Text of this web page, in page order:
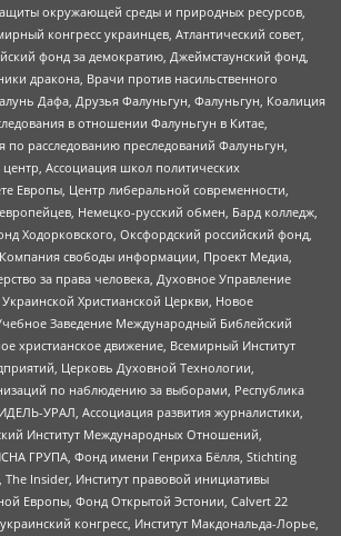
окружающей среды и природных ресурсов,
конгресс украинцев, Атлантический совет,
фонд за демократию, Джеймстаунский фонд,
дракона, Врачи против насильственного
Дафа, Друзья Фалуньгун, Фалуньгун, Коалиция
в отношении Фалуньгун в Китае,
по расследованию преследований Фалуньгун,
Ассоциация школ политических
Европы, Центр либеральной современности,
Немецко-русский обмен, Бард колледж,
Ходорковского, Оксфордский российский фонд,
свободы информации, Проект Медиа,
за права человека, Духовное Управление
Украинской Христианской Церкви, Новое
Заведение Международный Библейский
христианское движение, Всемирный Институт
Церковь Духовной Технологии,
по наблюдению за выборами, Республика
УРАЛ, Ассоциация развития журналистики,
Институт Международных Отношений,
ГРУПА, Фонд имени Генриха Бёлля, Stichting
The Insider, Институт правовой инициативы
Европы, Фонд Открытой Эстонии, Calvert 22
конгресс, Институт Макдональда-Лорье,